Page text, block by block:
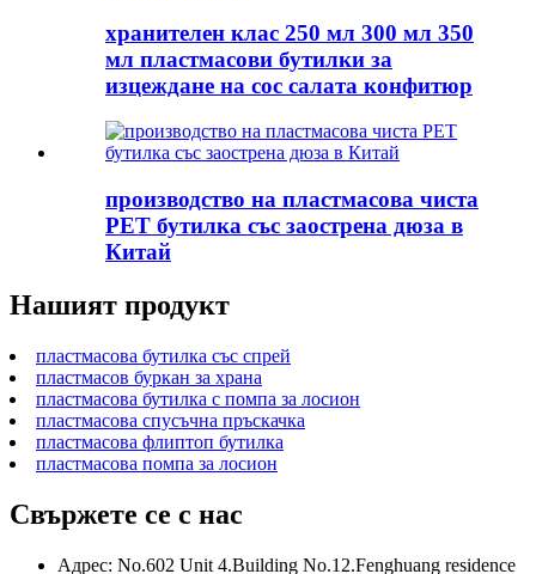
хранителен клас 250 мл 300 мл 350
мл пластмасови бутилки за
изцеждане на сос салата конфитюр
производство на пластмасова чиста
PET бутилка със заострена дюза в
Китай
Нашият продукт
пластмасова бутилка със спрей
пластмасов буркан за храна
пластмасова бутилка с помпа за лосион
пластмасова спусъчна пръскачка
пластмасова флиптоп бутилка
пластмасова помпа за лосион
Свържете се с нас
Адрес: No.602 Unit 4.Building No.12.Fenghuang residence